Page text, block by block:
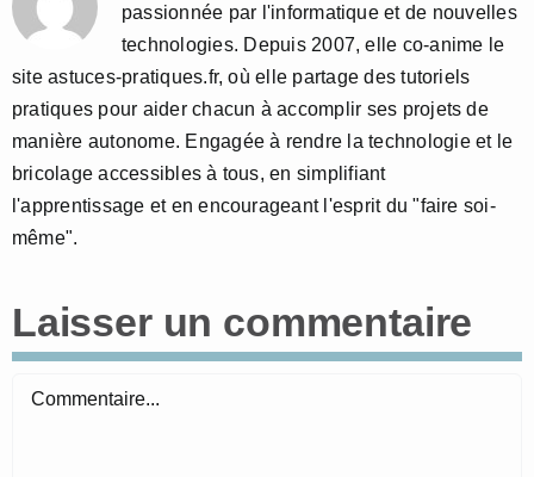
passionnée par l'informatique et de nouvelles
technologies. Depuis 2007, elle co-anime le
site astuces-pratiques.fr, où elle partage des tutoriels
pratiques pour aider chacun à accomplir ses projets de
manière autonome. Engagée à rendre la technologie et le
bricolage accessibles à tous, en simplifiant
l'apprentissage et en encourageant l'esprit du "faire soi-
même".
Laisser un commentaire
Commentaire